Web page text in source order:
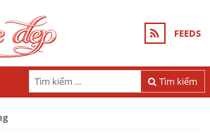
FEEDS
Tìm kiếm